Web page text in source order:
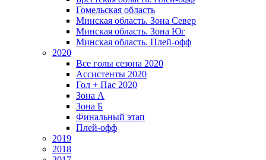
Гомельская область
Минская область. Зона Север
Минская область. Зона Юг
Минская область. Плей-офф
2020
Все голы сезона 2020
Ассистенты 2020
Гол + Пас 2020
Зона А
Зона Б
Финальный этап
Плей-офф
2019
2018